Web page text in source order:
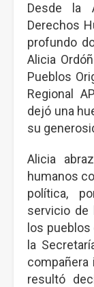
Desde la
Derechos
profundo
Alicia
Pueblos
Regional
dejó una
su
Alicia
humanos
política,
servicio de
los
la
compañera
resultó